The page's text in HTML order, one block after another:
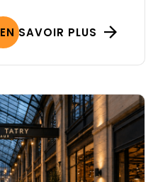
EN SAVOIR PLUS